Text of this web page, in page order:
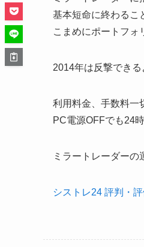
基本短命に終わるこ
こまめにポートフォ
2014年は反撃でき
利用料金、手数料一
PC電源OFFでも24
ミラートレーダーの
シストレ24 評判・